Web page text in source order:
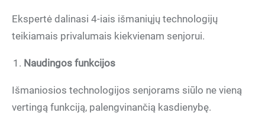
Ekspertė dalinasi 4-iais išmaniųjų technologijų
teikiamais privalumais kiekvienam senjorui.
Naudingos funkcijos
Išmaniosios technologijos senjorams siūlo ne vieną
vertingą funkciją, palengvinančią kasdienybę.